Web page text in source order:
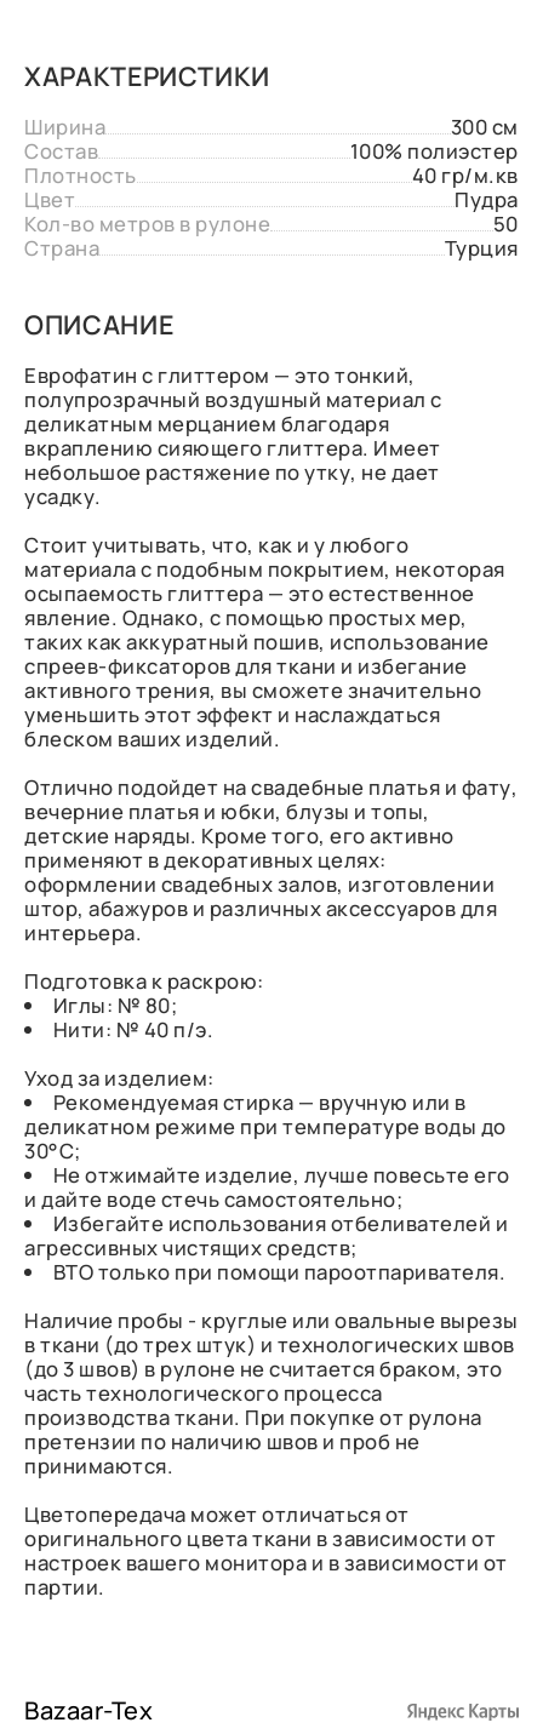
ХАРАКТЕРИСТИКИ
Ширина
300 см
Состав
100% полиэстер
Плотность
40 гр/м.кв
Цвет
Пудра
Кол-во метров в рулоне
50
Страна
Турция
ОПИСАНИЕ
Еврофатин с глиттером — это тонкий,
полупрозрачный воздушный материал с
деликатным мерцанием благодаря
вкраплению сияющего глиттера. Имеет
небольшое растяжение по утку, не дает
усадку.
Стоит учитывать, что, как и у любого
материала с подобным покрытием, некоторая
осыпаемость глиттера — это естественное
явление. Однако, с помощью простых мер,
таких как аккуратный пошив, использование
спреев-фиксаторов для ткани и избегание
активного трения, вы сможете значительно
уменьшить этот эффект и наслаждаться
блеском ваших изделий.
Отлично подойдет на свадебные платья и фату,
вечерние платья и юбки, блузы и топы,
детские наряды. Кроме того, его активно
применяют в декоративных целях:
оформлении свадебных залов, изготовлении
штор, абажуров и различных аксессуаров для
интерьера.
Подготовка к раскрою:
Иглы: № 80;
Нити: № 40 п/э.
Уход за изделием:
Рекомендуемая стирка — вручную или в
деликатном режиме при температуре воды до
30°C;
Не отжимайте изделие, лучше повесьте его
и дайте воде стечь самостоятельно;
Избегайте использования отбеливателей и
агрессивных чистящих средств;
ВТО только при помощи пароотпаривателя.
Наличие пробы - круглые или овальные вырезы
в ткани (до трех штук) и технологических швов
(до 3 швов) в рулоне не считается браком, это
часть технологического процесса
производства ткани. При покупке от рулона
претензии по наличию швов и проб не
принимаются.
Цветопередача может отличаться от
оригинального цвета ткани в зависимости от
настроек вашего монитора и в зависимости от
партии.
Bazaar-Tex